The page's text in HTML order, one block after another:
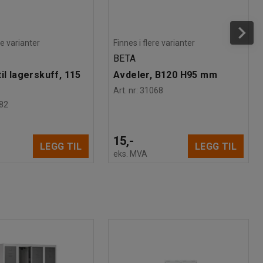
varianter
lagerskuff, 115
LEGG TIL
Finnes i flere varianter
BETA
Avdeler, B120 H95 mm
Art. nr: 31068
15,-
eks. MVA
LEGG TIL